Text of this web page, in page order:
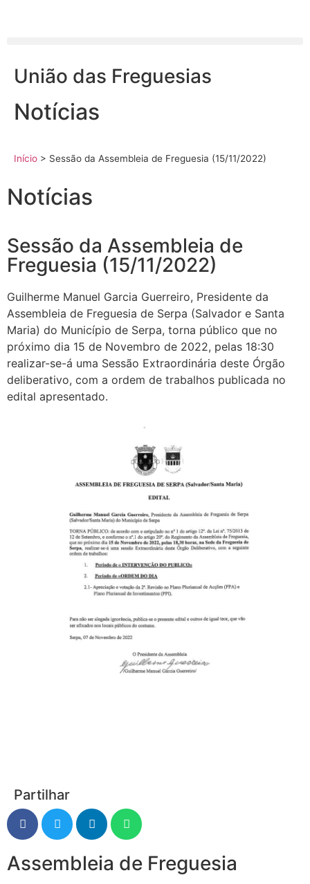
União das Freguesias
Notícias
Início > Sessão da Assembleia de Freguesia (15/11/2022)
Notícias
Sessão da Assembleia de
Freguesia (15/11/2022)
Guilherme Manuel Garcia Guerreiro, Presidente da
Assembleia de Freguesia de Serpa (Salvador e Santa
Maria) do Município de Serpa, torna público que no
próximo dia 15 de Novembro de 2022, pelas 18:30
realizar-se-á uma Sessão Extraordinária deste Órgão
deliberativo, com a ordem de trabalhos publicada no
edital apresentado.
Partilhar
Assembleia de Freguesia